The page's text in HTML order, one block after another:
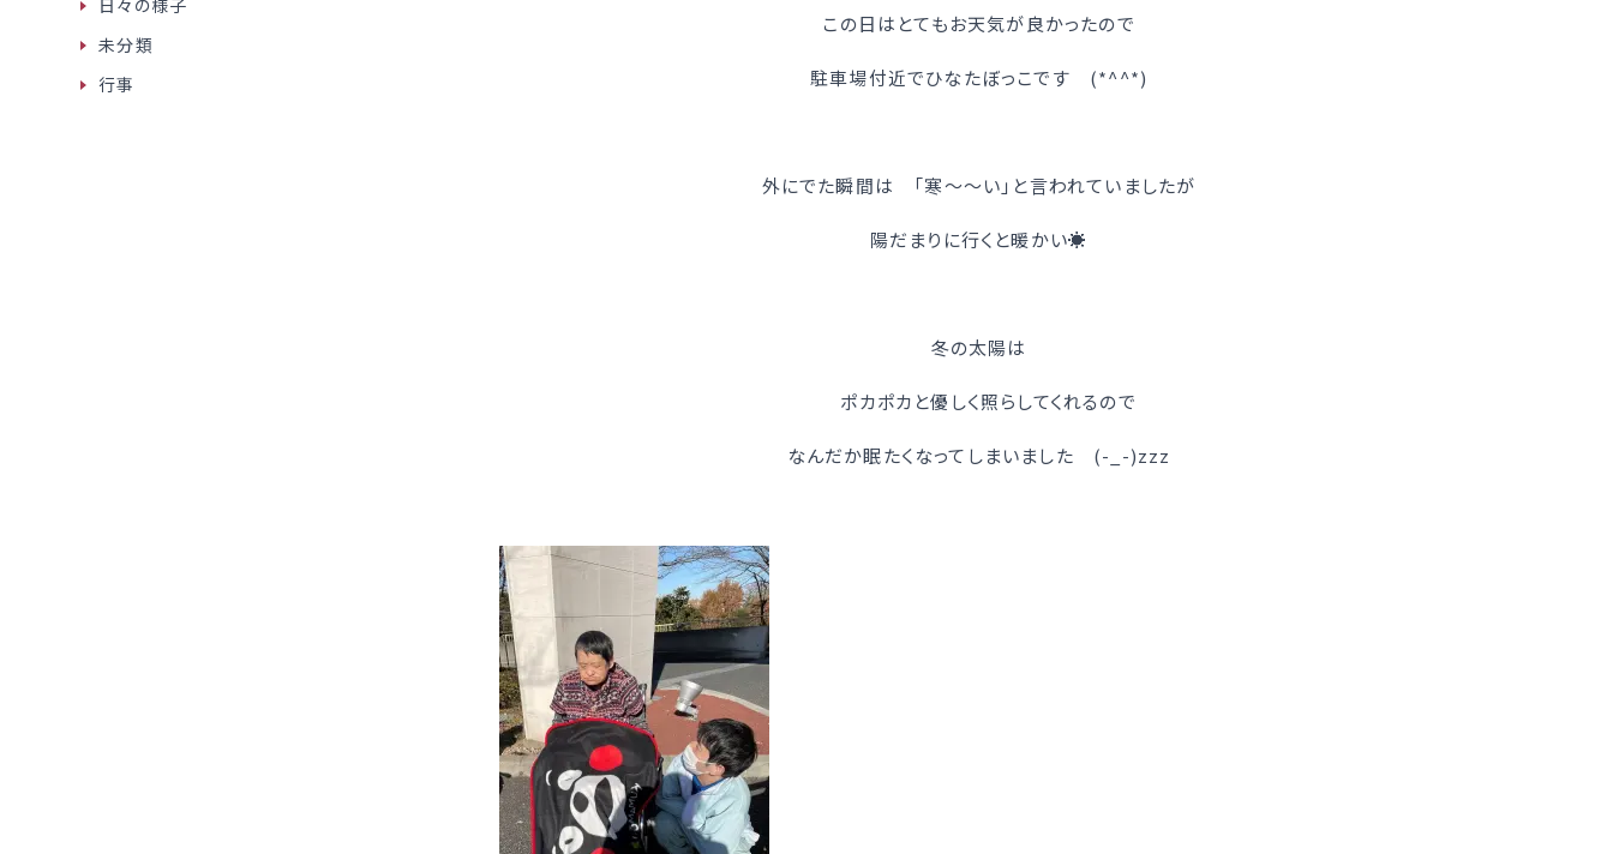
日々の様子
未分類
行事
この日はとてもお天気が良かったので
駐車場付近でひなたぼっこです (*^^*)
外にでた瞬間は 「寒～～い」と言われていましたが
陽だまりに行くと暖かい☀
冬の太陽は
ポカポカと優しく照らしてくれるので
なんだか眠たくなってしまいました (-_-)zzz